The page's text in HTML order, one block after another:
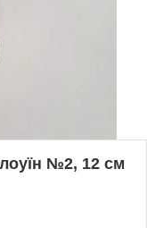
№2, 12 см